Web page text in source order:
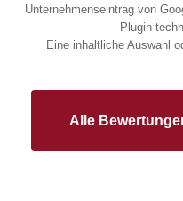
Unternehmenseintrag von
Plugin
Eine inhaltliche Auswahl
Alle